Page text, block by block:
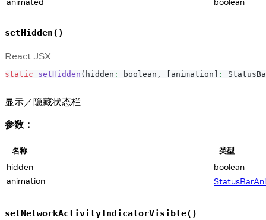
setHidden()
React JSX
static setHidden ( hidden : boolean , animation :
显示／隐藏状态栏
参数：
名称 类型
hidden
boolean
animation
setNetworkActivityIndicatorVisible()